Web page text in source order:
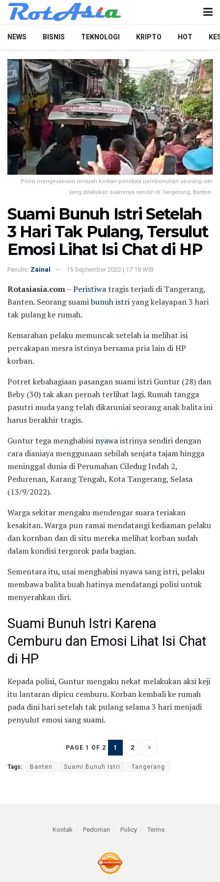
NEWS BISNIS TEKNOLOGI KRIPTO HOT
Polisi mengevakuasi jenazah korban peristiwa pembunuhan seorang istri
yang dilakukan suaminya sendiri di Tangerang, Banten.
Suami Bunuh Istri Setelah
3 Hari Tak Pulang, Tersulut
Emosi Lihat Isi Chat di HP
Penulis: Zainal 15 September 2022 | 17:18 WIB
Rotasiasia.com–Peristiwatragis terjadi di Tangerang,
Banten. Seorang suamibunuh istriyang kelayapan 3 hari
tak pulang ke rumah.
Kemarahan pelaku memuncak setelah ia melihat isi
percakapan mesra istrinya bersama pria lain di HP
korban.
Potret kebahagiaan pasangan suami istri Guntur (28) dan
Beby (30) tak akan pernah terlihat lagi. Rumah tangga
pasutri muda yang telah dikaruniai seorang anak balita ini
harus berakhir tragis.
Guntur tega menghabisi nyawaistrinya sendiri dengan
cara dianiaya menggunaan sebilah senjata tajam hingga
meninggal dunia di Perumahan Ciledug Indah 2,
Pedurenan, Karang Tengah, Kota Tangerang, Selasa
(13/9/2022).
Warga sekitar mengaku mendengar suara teriakan
kesakitan. Warga pun ramai mendatangi kediaman pelaku
dan kornban dan di situ mereka melihat korban sudah
dalam kondisi tergorok pada bagian.
Sementara itu, usai menghabisi nyawa sang istri, pelaku
membawa balita buah hatinya mendatangi polisi untuk
menyerahkan diri.
Suami Bunuh Istri Karena
Cemburu dan Emosi Lihat Isi Chat
di HP
Kepada polisi, Guntur mengaku nekat melakukan aksi keji
itu lantaran dipicu cemburu. Korban kembali ke rumah
pada dini hari setelah tak pulang selama 3 hari menjadi
penyulut emosi sang suami.
PAGE 1 OF 2 1 2
Tags: Banten Suami Bunuh Istri Tangerang
Kontak Pedoman Policy Terms